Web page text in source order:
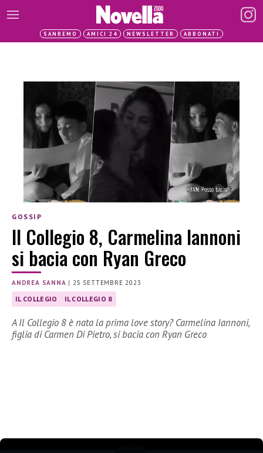
SANREMO AMICI 24 NEWSLETTER ABBONATI
GOSSIP
Il Collegio 8, Carmelina Iannoni
si bacia con Ryan Greco
ANDREA SANNA |25 SETTEMBRE 2023
IL COLLEGIO IL COLLEGIO 8
A Il Collegio 8 è nata la prima love story? Carmelina Iannoni,
figlia di Carmen Di Pietro, si bacia con Ryan Greco